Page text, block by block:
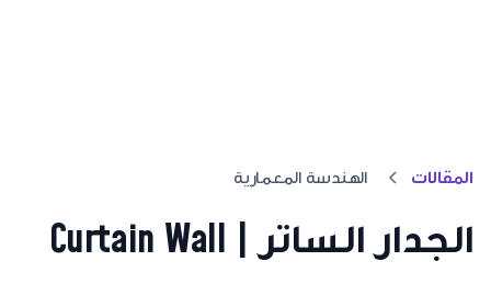
المقالات الهندسة المعمارية
الجدار الساتر | Curtain Wall